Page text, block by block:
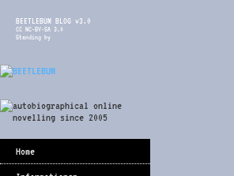
BEETLEBUM BLOG v3.0
CC NC-BY-SA 3.0
Standing by
Home